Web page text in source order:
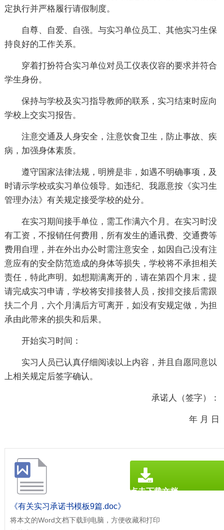
定执行并严格履行请假制度。
自尊、自爱、自强。与实习单位员工、其他实习生保
持良好的工作关系。
穿着打扮符合实习单位对员工仪表仪容的要求并符合
学生身份。
保持与学校及实习指导教师的联系，实习结束时应向
学校上交实习报告。
注意交通及人身安全，注意饮食卫生，防止事故、疾
病，加强身体素质。
遵守国家法律法规，明辨是非，如遇不明确事项，及
时请示学校或实习单位领导。如违纪、我愿意按《实习生
管理办法》有关规定接受学校的处分。
在实习期间接手单位，需工作满六个月。在实习时没
有工资，不报销任何费用，所有发生的通讯费、交通费等
费用自理，并在外出办公时需注意安全，如因自己没有注
意应有的安全防范造成的身体等损失，学校将不承担相关
责任，特此声明。如想期满离开的，请在第四个月末，提
请完成实习申请，学校将安排接替人员，按排交接后需跟
扶二个月，六个月满后方可离开，如没有安规定做，为担
承由此带来的损失和后果。
开始实习时间：
实习人员已认真仔细阅读以上内容，并且自愿同意以
上相关规定后签字确认。
承诺人（签字）：
年 月 日
《有关实习承诺书模板9篇.doc》
将本文的Word文档下载到电脑，方便收藏和打印
点击下载文档